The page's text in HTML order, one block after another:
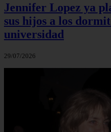
Jennifer Lopez ya
sus hijos a los
universidad
29/07/2026